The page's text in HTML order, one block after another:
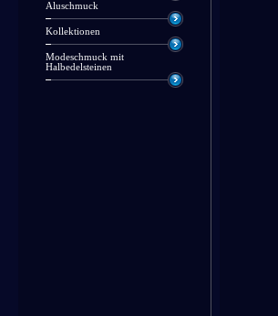
Aluschmuck
Kollektionen
Modeschmuck mit
Halbedelsteinen